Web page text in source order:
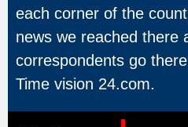
each corner of the
news we reached there
correspondents go
Time vision 24.com.